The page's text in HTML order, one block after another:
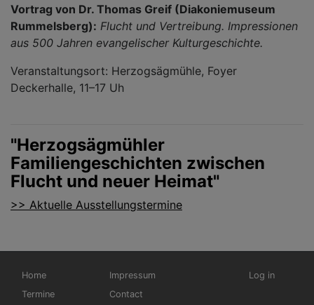
Vortrag von Dr. Thomas Greif (Diakoniemuseum
Rummelsberg): Flucht und Vertreibung. Impressionen
aus 500 Jahren evangelischer Kulturgeschichte.
Veranstaltungsort: Herzogsägmühle, Foyer
Deckerhalle, 11–17 Uh
"Herzogsägmühler
Familiengeschichten zwischen
Flucht und neuer Heimat"
>> Aktuelle Ausstellungstermine
Hauptnavigation
Home
Termine
Fußbereichsmenü
Impressum
Contact
Log in